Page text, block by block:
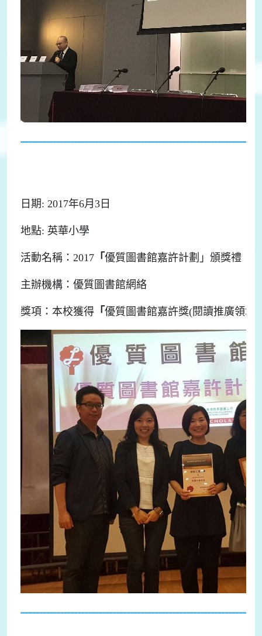
日期: 2017年6月3日
地點: 英華小學
活動名稱：2017 「 優質圖書館嘉許計劃」頒獎禮
主辦機構：優質圖書館網絡
獎項：本校獲得 「 優質圖書館嘉許獎(閱讀推廣領域)